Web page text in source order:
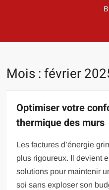
Mois :février
Optimiser votre
thermique des murs
Les factures d’énergie
plus rigoureux. Il devient
solutions pour maintenir
soi sans exploser son